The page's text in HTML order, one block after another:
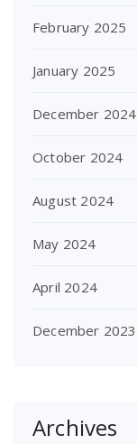
February 2025
January 2025
December 2024
October 2024
August 2024
May 2024
April 2024
December 2023
Archives